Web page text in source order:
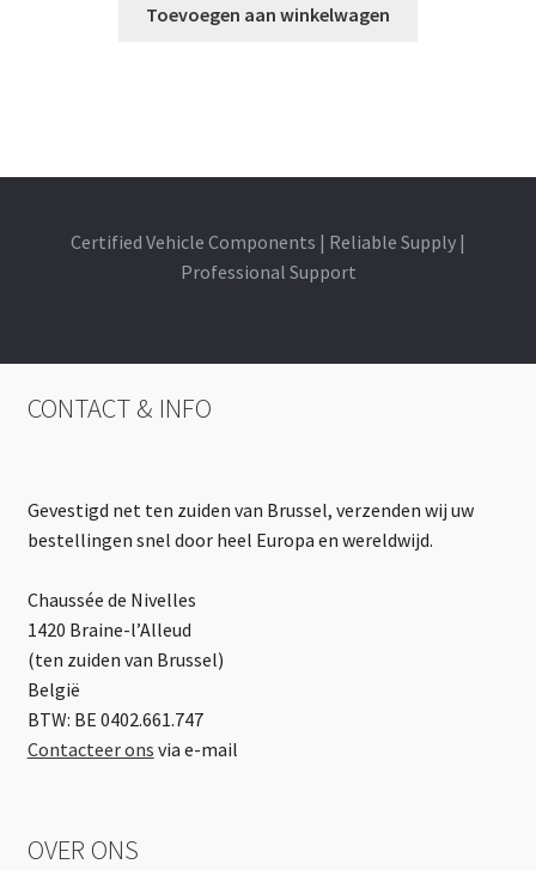
Toevoegen aan winkelwagen
Certified Vehicle Components | Reliable Supply |
Professional Support
CONTACT & INFO
Gevestigd net ten zuiden van Brussel, verzenden wij uw
bestellingen snel door heel Europa en wereldwijd.
Chaussée de Nivelles
1420 Braine-l’Alleud
(ten zuiden van Brussel)
België
BTW: BE 0402.661.747
Contacteer ons via e-mail
OVER ONS